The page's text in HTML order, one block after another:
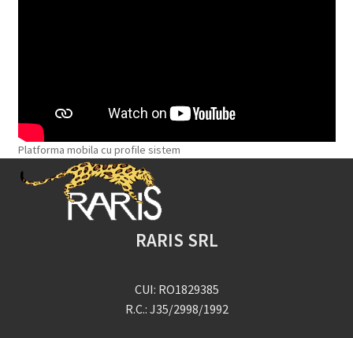
Platforma mobila cu profile sistem
RARIS SRL
CUI: RO1829385
R.C.: J35/2998/1992